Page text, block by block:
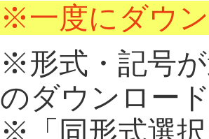
※一度にダウ
※形式・記号
のダウンロー
※「同形式選